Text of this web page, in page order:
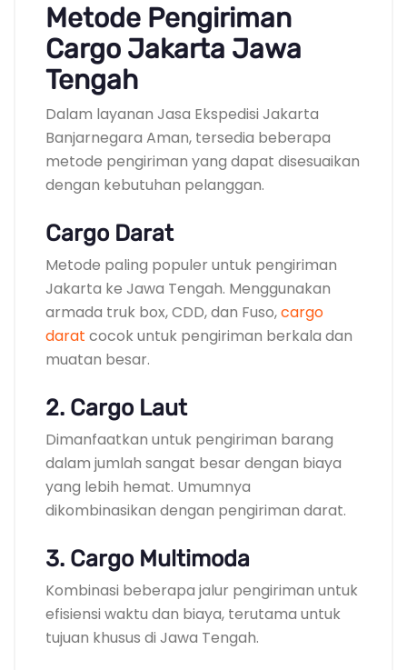
Metode Pengiriman
Cargo Jakarta Jawa
Tengah
Dalam layanan Jasa Ekspedisi Jakarta
Banjarnegara Aman, tersedia beberapa
metode pengiriman yang dapat disesuaikan
dengan kebutuhan pelanggan.
Cargo Darat
Metode paling populer untuk pengiriman
Jakarta ke Jawa Tengah. Menggunakan
armada truk box, CDD, dan Fuso,cargo
darat cocok untuk pengiriman berkala dan
muatan besar.
2. Cargo Laut
Dimanfaatkan untuk pengiriman barang
dalam jumlah sangat besar dengan biaya
yang lebih hemat. Umumnya
dikombinasikan dengan pengiriman darat.
3. Cargo Multimoda
Kombinasi beberapa jalur pengiriman untuk
efisiensi waktu dan biaya, terutama untuk
tujuan khusus di Jawa Tengah.